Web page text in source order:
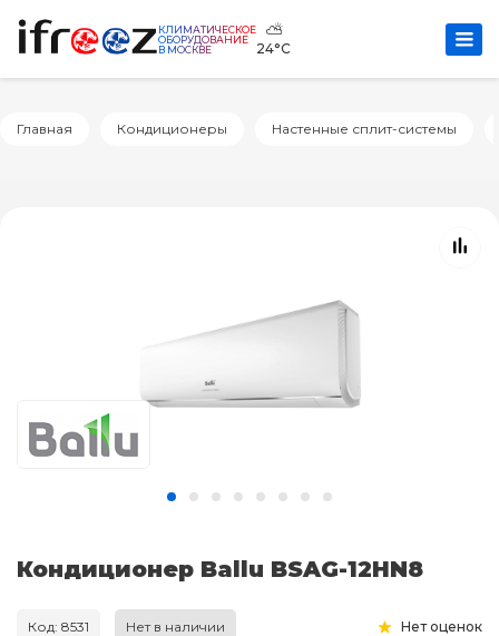
КЛИМАТИЧЕСКОЕ
ОБОРУДОВАНИЕ
В МОСКВЕ
⛅
24°C
Главная Кондиционеры Настенные сплит-системы
Кондиционер Ballu BSAG-12HN8
Код: 8531 Нет в наличии Нет оценок